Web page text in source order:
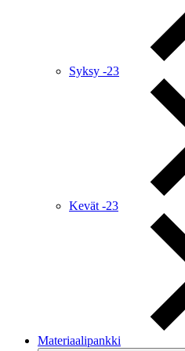
Syksy -23
Kevät -23
Materiaalipankki